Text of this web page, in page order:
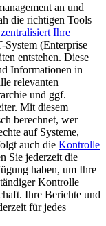
an und
die richtigen Tools
zentralisiert Ihre
System (Enterprise
entstehen. Diese
Informationen in
relevanten
und ggf.
Mit diesem
berechnet, wer
auf Systeme,
auch die Kontrolle
Sie jederzeit die
haben, um Ihre
Kontrolle
Ihre Berichte und
für jedes